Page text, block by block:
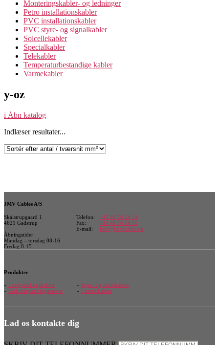
Monteringskabler- og ledninger
Petro installationskabler
PVC installationskabler
PVC styre- og signalkabler
Solcellekabler
Specialkabler
Telekabler
Temperaturbestandige kabler
Varmekabler
y-oz
i Åbn katalog
Indlæser resultater...
JMV Cables A/S
Skalstrupgaard 1
4621 Gadstrup
Telefon:
Fax:
E-mail:
+45 46 76 14 14
+45 46 76 14 15
info@jmvcables.dk
Åbningstider:
Mandag – torsdag 08-16
Fredag 8-15
Produkter
» Lavspændingskabler
» Mellemspændingskabler
» Styre- og multikabler
» Gummikabler
Lad os kontakte dig